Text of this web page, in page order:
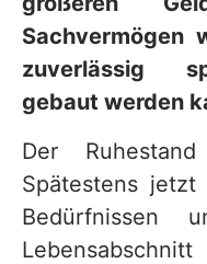
Sachvermögen
zuverlässig
gebaut werden
Der
Spätestens
Bedürfnissen